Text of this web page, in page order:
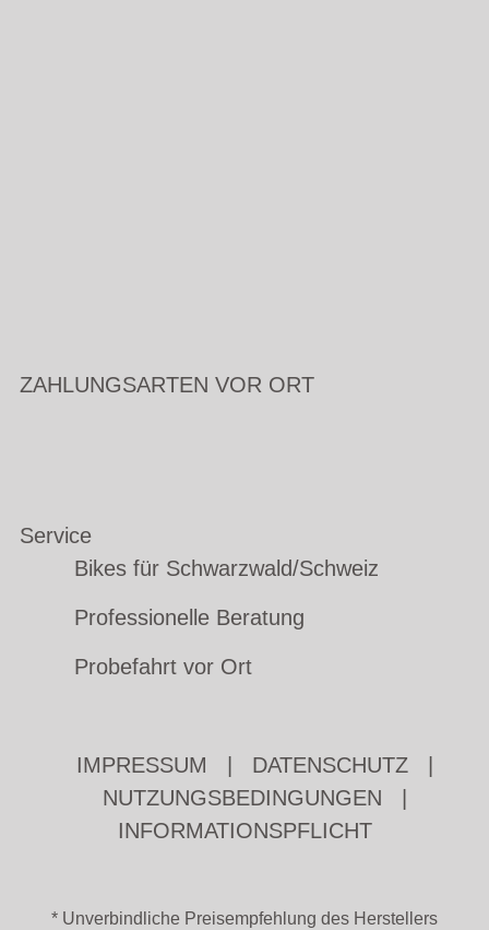
ZAHLUNGSARTEN VOR ORT
Service
Bikes für Schwarzwald/Schweiz
Professionelle Beratung
Probefahrt vor Ort
IMPRESSUM DATENSCHUTZ
NUTZUNGSBEDINGUNGEN
INFORMATIONSPFLICHT
* Unverbindliche Preisempfehlung des Herstellers